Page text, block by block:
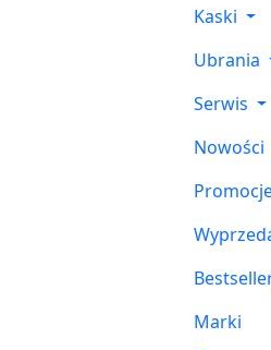
Kaski
Ubrania
Serwis
Nowości
Marki